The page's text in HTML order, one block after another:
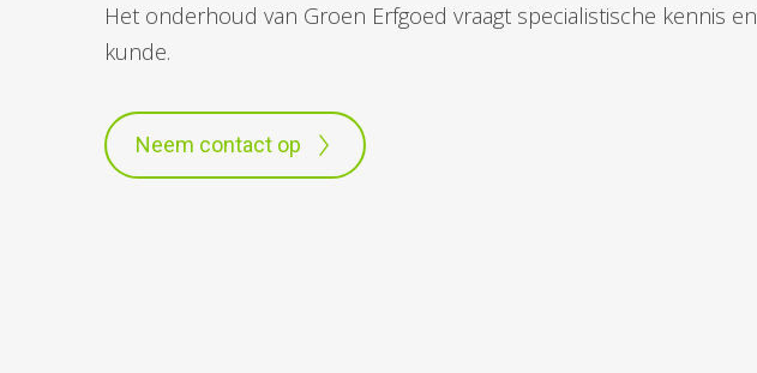
Het onderhoud van Groen Erfgoed vraagt specialistische kennis en
kunde.
Neem contact op